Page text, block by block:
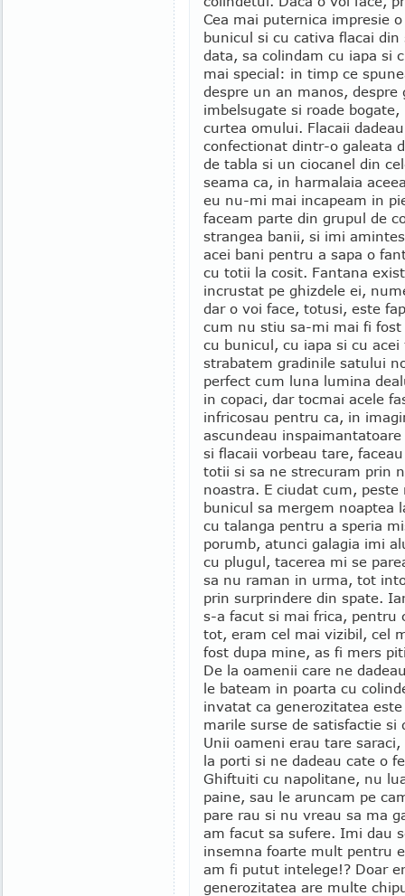
Cea mai puternica impresie
bunicul si cu cativa flacai
data, sa colindam cu iapa si
mai special: in timp ce
despre un an manos, despre
imbelsugate si roade
curtea omului. Flacaii
confectionat dintr-o galeata
de tabla si un ciocanel din
seama ca, in harmalaia
eu nu-mi mai incapeam in
faceam parte din grupul de
strangea banii, si imi
acei bani pentru a sapa o
cu totii la cosit. Fantana
incrustat pe ghizdele ei,
dar o voi face, totusi, este
cum nu stiu sa-mi mai fi fost
cu bunicul, cu iapa si cu
strabatem gradinile satului
perfect cum luna lumina
in copaci, dar tocmai acele
infricosau pentru ca, in
ascundeau
si flacaii vorbeau tare,
totii si sa ne strecuram prin
noastra. E ciudat cum,
bunicul sa mergem noaptea
cu talanga pentru a speria
porumb, atunci galagia imi
cu plugul, tacerea mi se
sa nu raman in urma, tot
prin surprindere din spate.
s-a facut si mai frica, pentru
tot, eram cel mai vizibil, cel
fost dupa mine, as fi mers
De la oamenii care ne
le bateam in poarta cu
invatat ca generozitatea
marile surse de satisfactie si
Unii oameni erau tare saraci,
la porti si ne dadeau cate o
Ghiftuiti cu napolitane, nu
paine, sau le aruncam pe
pare rau si nu vreau sa ma
am facut sa sufere. Imi dau
insemna foarte mult pentru
am fi putut intelege!? Doar
generozitatea are multe